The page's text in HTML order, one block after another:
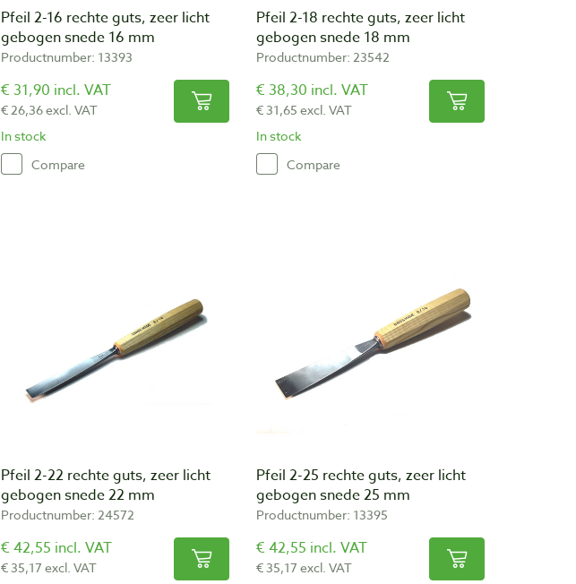
Pfeil 2-16 rechte guts, zeer licht
gebogen snede 16 mm
Productnumber: 13393
€ 31,90 incl. VAT
€ 26,36 excl. VAT
In stock
Compare
Pfeil 2-18 rechte guts, zeer licht
gebogen snede 18 mm
Productnumber: 23542
€ 38,30 incl. VAT
€ 31,65 excl. VAT
In stock
Compare
Pfeil 2-22 rechte guts, zeer licht
gebogen snede 22 mm
Productnumber: 24572
€ 42,55 incl. VAT
€ 35,17 excl. VAT
Pfeil 2-25 rechte guts, zeer licht
gebogen snede 25 mm
Productnumber: 13395
€ 42,55 incl. VAT
€ 35,17 excl. VAT